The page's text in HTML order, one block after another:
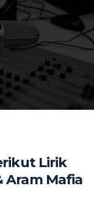
Lirik
Aram Mafia